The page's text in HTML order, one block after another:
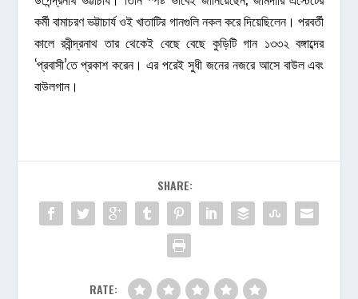
কর্মী বামাচরণ ভট্টাচার্য ওই খাতাটির গানগুলি নকল করে দিয়েছিলেন। পরবর্তী
কালে রবীন্দ্রনাথ তার থেকেই বেছে বেছে কুড়িটি গান ১৩৩২ বঙ্গাব্দের
‘প্রবাসী’তে প্রকাশ করেন। এর পরেই সুধী জনের নজরে আসে বাউল এবং
বাউলগান।
SHARE:
RATE: